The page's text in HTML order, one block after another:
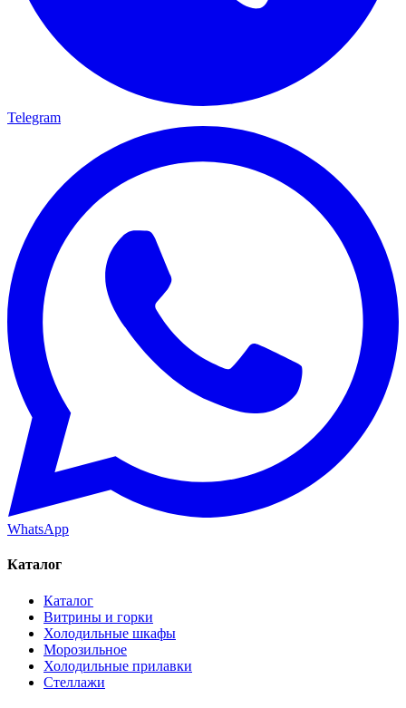
Telegram
WhatsApp
Каталог
Каталог
Витрины и горки
Холодильные шкафы
Морозильное
Холодильные прилавки
Стеллажи